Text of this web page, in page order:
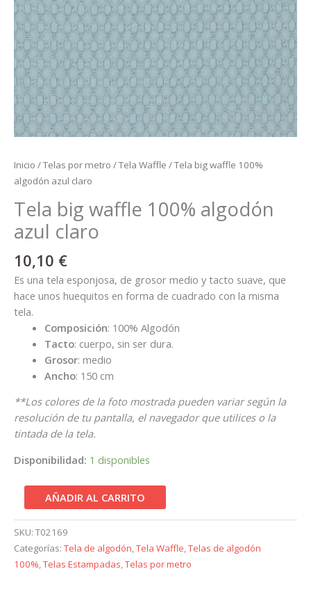
Inicio /Telas por metro /Tela Waffle / Tela big waffle 100%
algodón azul claro
Tela big waffle 100% algodón
azul claro
10,10 €
Es una tela esponjosa, de grosor medio y tacto suave, que
hace unos huequitos en forma de cuadrado con la misma
tela.
Composición: 100% Algodón
Tacto: cuerpo, sin ser dura.
Grosor: medio
Ancho: 150 cm
**Los colores de la foto mostrada pueden variar según la
resolución de tu pantalla, el navegador que utilices o la
tintada de la tela.
Disponibilidad: 1 disponibles
AÑADIR AL CARRITO
SKU: T02169
Categorías: Tela de algodón,Tela Waffle,Telas de algodón
100%,Telas Estampadas,Telas por metro